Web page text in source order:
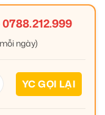
0788.212.999
mỗi ngày)